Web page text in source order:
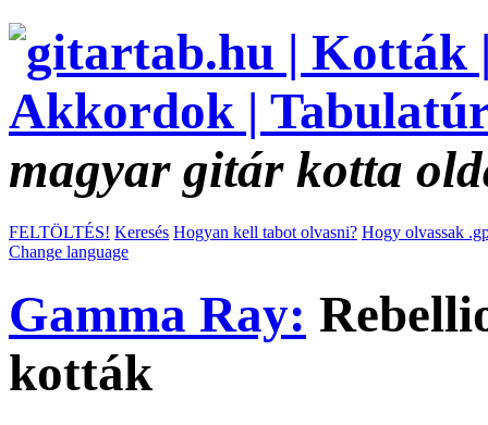
magyar gitár kotta
FELTÖLTÉS! Keresés Hogyan kell tabot olvasni? Hogy olvassak
Change language
Gamma Ray:
kották